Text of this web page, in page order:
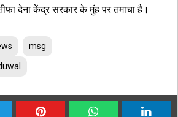
देना केंद्र सरकार के मुंह पर तमाचा है।
msg